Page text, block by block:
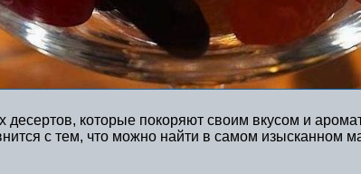
которые покоряют своим вкусом и
с тем, что можно найти в самом изысканном